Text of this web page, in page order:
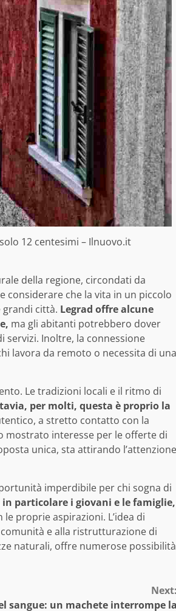
12 centesimi – Ilnuovo.it
della regione, circondati da
considerare che la vita in un piccolo
grandi città. Legrad offre alcune
ma gli abitanti potrebbero dover
servizi. Inoltre, la connessione
lavora da remoto o necessita di una
Le tradizioni locali e il ritmo di
per molti, questa è proprio la
a stretto contatto con la
mostrato interesse per le offerte di
unica, sta attirando l’attenzione
imperdibile per chi sogna di
particolare i giovani e le famiglie,
proprie aspirazioni. L’idea di
e alla ristrutturazione di
naturali, offre numerose possibilità
sangue: un machete interrompe